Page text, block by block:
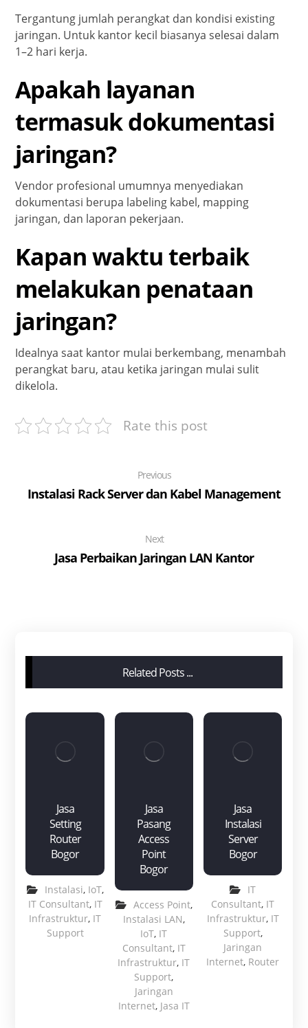
Tergantung jumlah perangkat dan kondisi existing
jaringan. Untuk kantor kecil biasanya selesai dalam
1–2 hari kerja.
Apakah layanan
termasuk dokumentasi
jaringan?
Vendor profesional umumnya menyediakan
dokumentasi berupa labeling kabel, mapping
jaringan, dan laporan pekerjaan.
Kapan waktu terbaik
melakukan penataan
jaringan?
Idealnya saat kantor mulai berkembang, menambah
perangkat baru, atau ketika jaringan mulai sulit
dikelola.
Rate this post
Previous
Instalasi Rack Server dan Kabel Management
Next
Jasa Perbaikan Jaringan LAN Kantor
Related Posts ...
Jasa
Setting
Router
Bogor
Instalasi, IoT,
IT Consultant, IT
Infrastruktur, IT
Support
Jasa
Pasang
Access
Point
Bogor
Access Point,
Instalasi LAN,
IoT, IT
Consultant, IT
Infrastruktur, IT
Support,
Jaringan
Internet, Jasa IT
Jasa
Instalasi
Server
Bogor
IT
Consultant, IT
Infrastruktur, IT
Support,
Jaringan
Internet, Router